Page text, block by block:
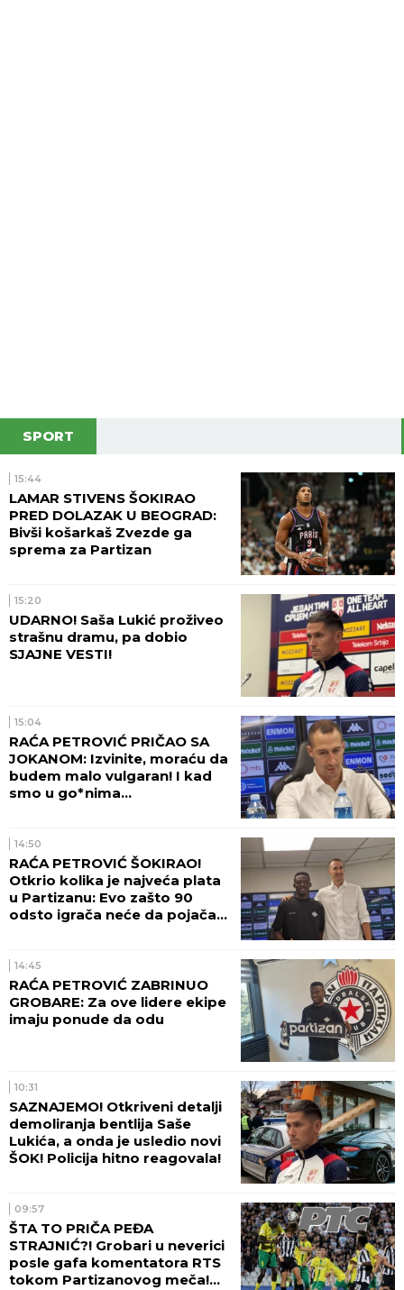
SPORT
15:44
LAMAR STIVENS ŠOKIRAO
PRED DOLAZAK U BEOGRAD:
Bivši košarkaš Zvezde ga
sprema za Partizan
15:20
UDARNO! Saša Lukić proživeo
strašnu dramu, pa dobio
SJAJNE VESTI!
15:04
RAĆA PETROVIĆ PRIČAO SA
JOKANOM: Izvinite, moraću da
budem malo vulgaran! I kad
smo u go*nima...
14:50
RAĆA PETROVIĆ ŠOKIRAO!
Otkrio kolika je najveća plata
u Partizanu: Evo zašto 90
odsto igrača neće da pojača
14:45
RAĆA PETROVIĆ ZABRINUO
GROBARE: Za ove lidere ekipe
imaju ponude da odu
10:31
SAZNAJEMO! Otkriveni detalji
demoliranja bentlija Saše
Lukića, a onda je usledio novi
ŠOK! Policija hitno reagovala!
09:57
ŠTA TO PRIČA PEĐA
STRAJNIĆ?! Grobari u neverici
posle gafa komentatora RTS
tokom Partizanovog meča!